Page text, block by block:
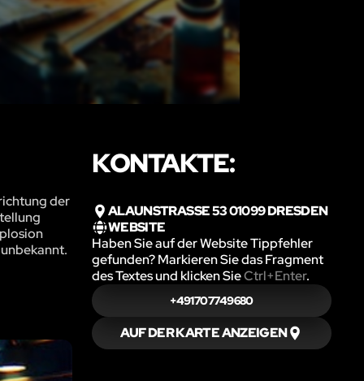
der
KONTAKTE:
ALAUNSTRASSE 53 01099 DRESDEN
WEBSITE
Haben Sie auf der Website Tippfehler
gefunden? Markieren Sie das Fragment
des Textes und klicken SieCtrl+Enter.
+491707749680
AUF DER KARTE ANZEIGEN